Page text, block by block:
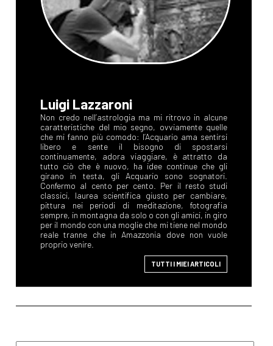
Luigi Lazzaroni
Non credo nell’astrologia ma mi ritrovo in alcune
caratteristiche del mio segno, ovviamente quelle
che mi fanno più comodo: l’Acquario ama sentirsi
libero e sente il bisogno di spostarsi
continuamente, adora viaggiare, è attratto da
tutto ciò che è nuovo, ha idee continue che gli
girano in testa, gli Acquario sono sognatori.
Confermo al cento per cento. Per il resto studi
classici, laurea scientifica giusto per cambiare,
pittura nei periodi di meditazione, fotografia
sempre, in montagna da solo o con gli amici, in giro
per il mondo con una moglie che mi tiene nel mondo
reale tranne che in Amazzonia dove non vuole
proprio venire.
TUTTI I MIEI ARTICOLI